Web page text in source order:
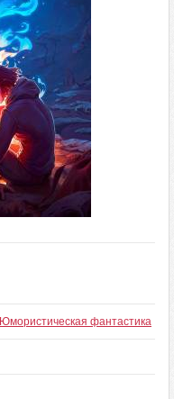
Юмористическая фантастика